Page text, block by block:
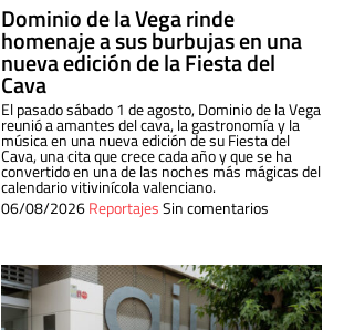
Dominio de la Vega rinde
homenaje a sus burbujas en una
nueva edición de la Fiesta del
Cava
El pasado sábado 1 de agosto, Dominio de la Vega
reunió a amantes del cava, la gastronomía y la
música en una nueva edición de su Fiesta del
Cava, una cita que crece cada año y que se ha
convertido en una de las noches más mágicas del
calendario vitivinícola valenciano.
06/08/2026ReportajesSin comentarios